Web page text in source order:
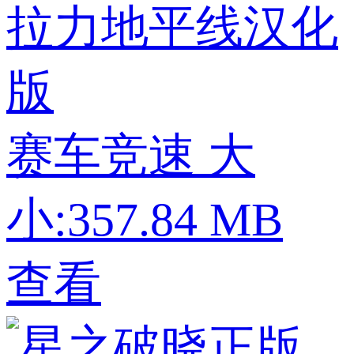
拉力地平线汉化
版
赛车竞速 大
小:357.84 MB
查看